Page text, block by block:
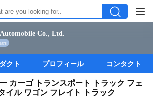
Co., Ltd.
クト プロフィール コンタクト
カーゴ トランスポート トラック フェ
イル ワゴン フレイト トラック